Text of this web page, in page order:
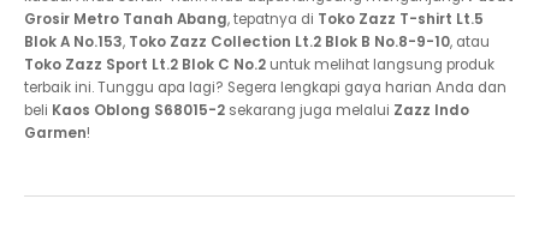
Grosir Metro Tanah Abang, tepatnya di Toko Zazz T-shirt Lt.5
Blok A No.153, Toko Zazz Collection Lt.2 Blok B No.8-9-10, atau
Toko Zazz Sport Lt.2 Blok C No.2 untuk melihat langsung produk
terbaik ini. Tunggu apa lagi? Segera lengkapi gaya harian Anda dan
beli Kaos Oblong S68015-2 sekarang juga melalui Zazz Indo
Garmen!